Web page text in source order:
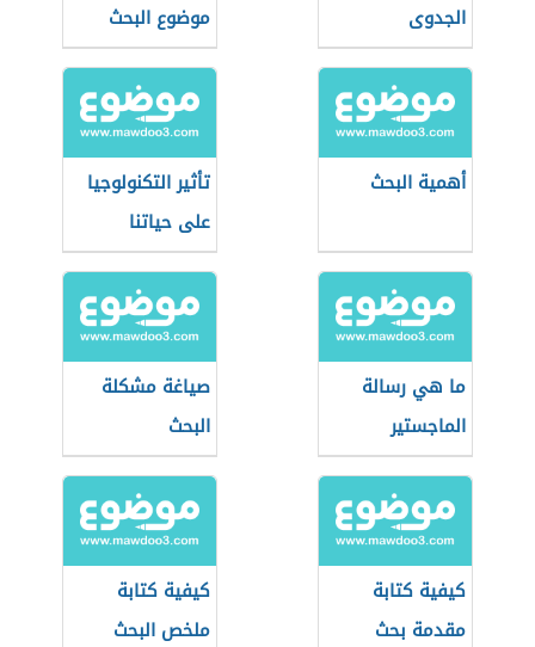
الجدوى
موضوع البحث
أهمية البحث
تأثير التكنولوجيا
على حياتنا
ما هي رسالة
الماجستير
صياغة مشكلة
البحث
كيفية كتابة
مقدمة بحث
كيفية كتابة
ملخص البحث